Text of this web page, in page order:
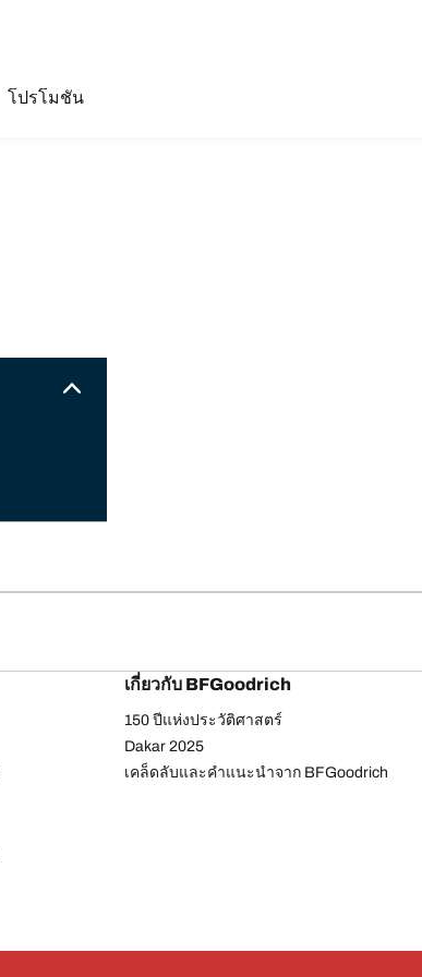
โปรโมชัน
เกี่ยวกับ BFGoodrich
150 ปีแห่งประวัติศาสตร์
Dakar 2025
เคล็ดลับและคำแนะนำจาก BFGoodrich